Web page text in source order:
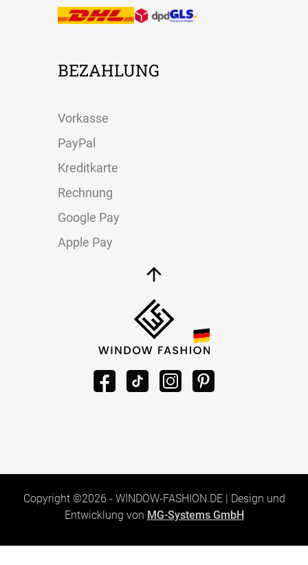
BEZAHLUNG
Vorkasse
PayPal
Kreditkarte
Rechnung
Google Pay
Apple Pay
Copyright ©2026 - WINDOW-FASHION.DE| Design und
Entwicklung von MG-Systems GmbH